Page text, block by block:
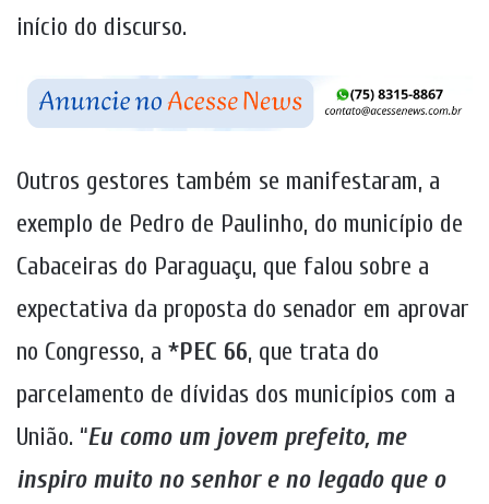
início do discurso.
Outros gestores também se manifestaram, a
exemplo de Pedro de Paulinho, do município de
Cabaceiras do Paraguaçu, que falou sobre a
expectativa da proposta do senador em aprovar
no Congresso, a *PEC 66, que trata do
parcelamento de dívidas dos municípios com a
União. “Eu como um jovem prefeito, me
inspiro muito no senhor e no legado que o